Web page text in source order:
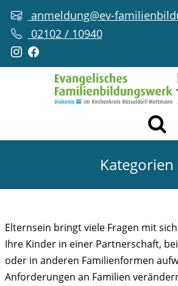
anmeldung@ev-
02102 / 10940
Kategorien
ELTERN STÄRKEN
Elternsein bringt viele Fragen mit
Ihre Kinder in einer Partnerschaft,
oder in anderen Familienformen
Anforderungen an Familien